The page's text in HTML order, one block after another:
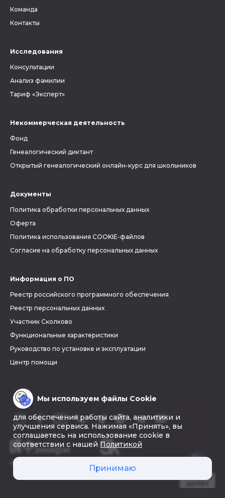
Команда
Контакты
Исследования
Консультации
Анализ фамилии
Тариф «Эксперт»
Некоммерческая деятельность
Фонд
Генеалогический диктант
Открытый генеалогический онлайн-курс для школьников
Документы
Политика обработки персональных данных
Оферта
Политика использования COOKIE-файлов
Согласие на обработку персональных данных
Информация о ПО
Реестр российского программного обеспечения
Реестр персональных данных
Участник Сколково
Функциональные характеристики
Руководство по установке и эксплуатации
Центр помощи
© 2026 «Фэмири»
Мы используем файлы Cookie
для обеспечения работы сайта, аналитики и
улучшения сервиса. Нажимая «Принять», вы
соглашаетесь на использование cookie в
соответствии с нашей Политикой
Принимаю
Создать